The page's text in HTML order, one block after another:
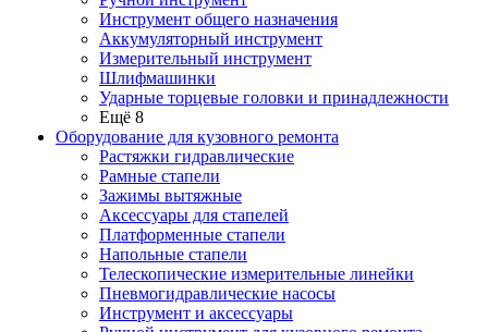
Инструмент общего назначения
Аккумуляторный инструмент
Измерительный инструмент
Шлифмашинки
Ударные торцевые головки и принадлежности
Ещё 8
Оборудование для кузовного ремонта
Растяжки гидравлические
Рамные стапели
Зажимы вытяжные
Аксессуары для стапелей
Платформенные стапели
Напольные стапели
Телескопические измерительные линейки
Пневмогидравлические насосы
Инструмент и аксессуары